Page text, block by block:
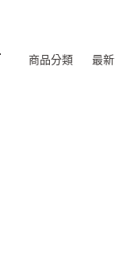
商品分類 最